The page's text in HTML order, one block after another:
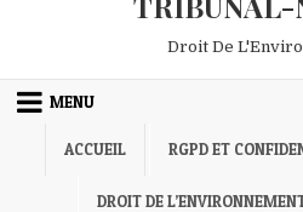
Droit De
MENU
ACCUEIL RGPD ET
DROIT DE